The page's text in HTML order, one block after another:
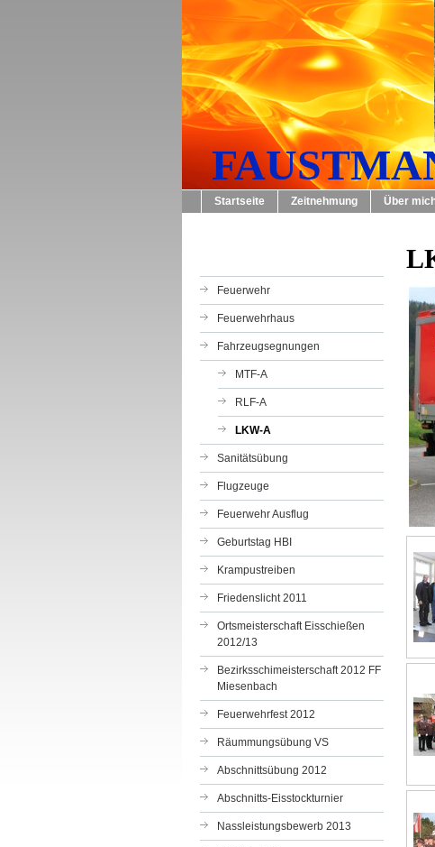
Startseite Zeitnehmung Über
Feuerwehr
Feuerwehrhaus
Fahrzeugsegnungen
MTF-A
RLF-A
LKW-A
Sanitätsübung
Flugzeuge
Feuerwehr Ausflug
Geburtstag HBI
Krampustreiben
Friedenslicht 2011
Ortsmeisterschaft Eisschießen
2012/13
Bezirksschimeisterschaft 2012 FF
Miesenbach
Feuerwehrfest 2012
Räummungsübung VS
Abschnittsübung 2012
Abschnitts-Eisstockturnier
Nassleistungsbewerb 2013